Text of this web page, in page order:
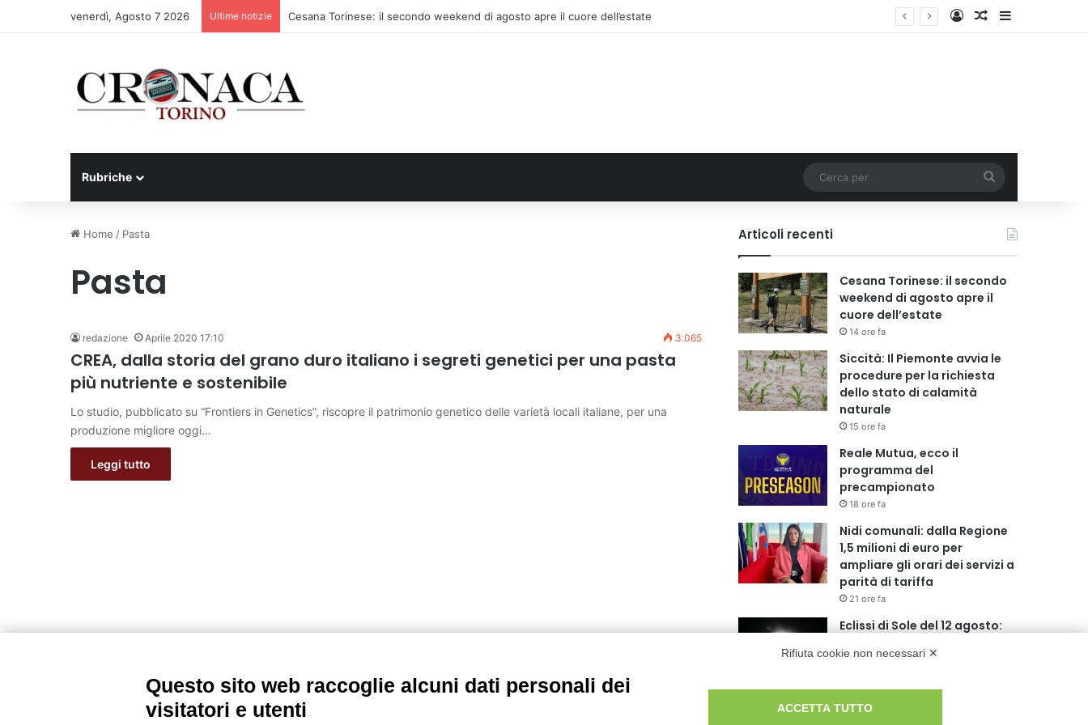
venerdì, Agosto 7 2026 Ultime notizie Cesana Torinese: il secondo weekend di agosto apre il cuore dell’estate AccediUn articolo a
Rubriche
per
Home / Pasta
Pasta
redazione Aprile 2020 17:10 3.065
CREA, dalla storia del grano duro italiano i segreti genetici per una pasta
più nutriente e sostenibile
Lo studio, pubblicato su “Frontiers in Genetics”, riscopre il patrimonio genetico delle varietà locali italiane, per una
produzione migliore oggi…
Leggi tutto
Articoli recenti
Cesana Torinese: il secondo
weekend di agosto apre il
cuore dell’estate
14 ore fa
Siccità: Il Piemonte avvia le
procedure per la richiesta
dello stato di calamità
naturale
15 ore fa
Reale Mutua, ecco il
programma del
precampionato
18 ore fa
Nidi comunali: dalla Regione
1,5 milioni di euro per
ampliare gli orari dei servizi a
parità di tariffa
21 ore fa
Eclissi di Sole del 12 agosto:
verso la collina
Sauze d’Oulx: il secondo
Rifiuta cookie non necessari ✕
Questo sito web raccoglie alcuni dati personali dei
visitatori e utenti
ACCETTA TUTTO